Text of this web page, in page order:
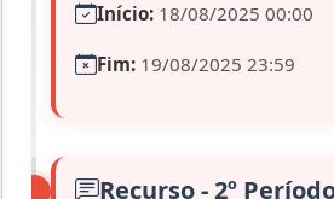
Início: 18/08/2025 00:00
Fim: 19/08/2025 23:59
Recurso - 2º